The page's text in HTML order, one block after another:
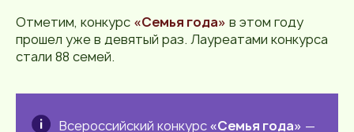
Отметим, конкурс «Семья года» в этом году
прошел уже в девятый раз. Лауреатами конкурса
стали 88 семей.
Всероссийский конкурс«Семья года» —